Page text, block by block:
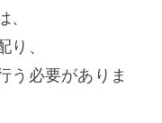
、
う必要がありま